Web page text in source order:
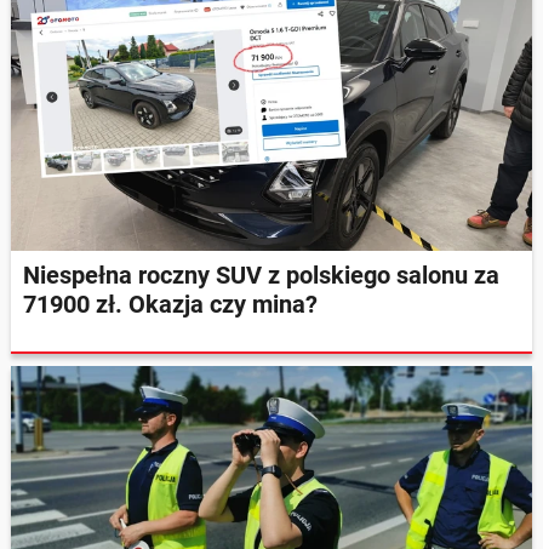
Niespełna roczny SUV z polskiego salonu za
71900 zł. Okazja czy mina?